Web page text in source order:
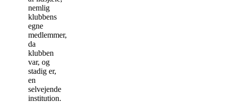
nemlig
klubbens
egne
medlemmer,
da
klubben
var, og
stadig er,
en
selvejende
institution.